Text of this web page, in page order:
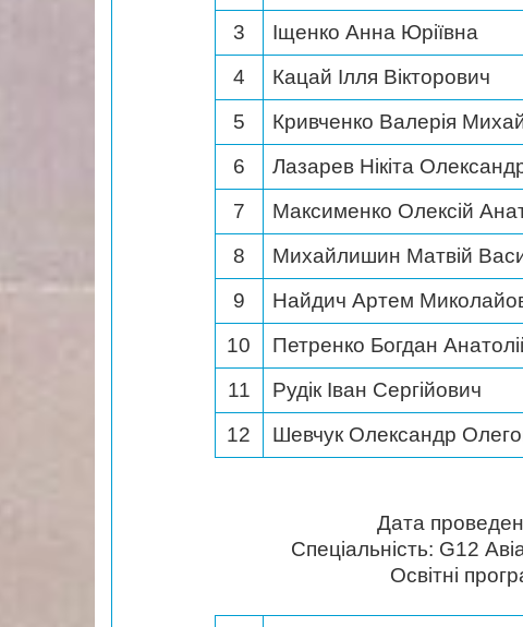
3
Іщенко Анна Юріївна
4
Кацай Ілля Вікторович
5
Кривченко Валерія
6
Лазарев Нікіта
7
Максименко Олексій
8
Михайлишин Матвій
9
Найдич Артем
10
Петренко Богдан
11
Рудік Іван Сергійович
12
Шевчук Олександр
Дата
Спеціальність: G12
Освітні